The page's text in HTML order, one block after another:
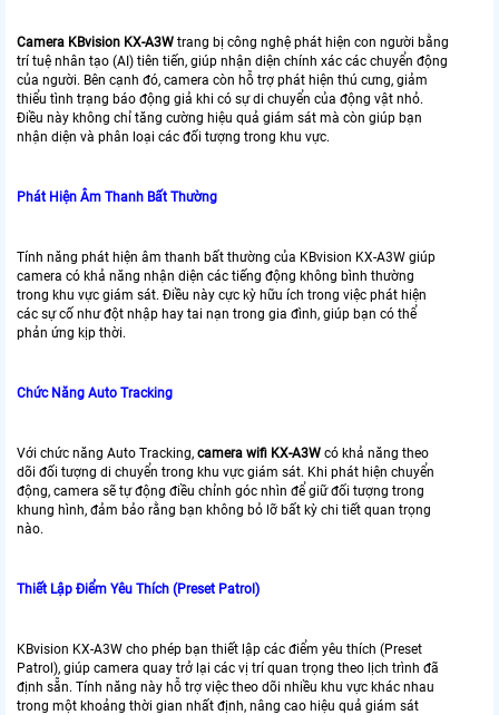
Camera KBvision KX-A3W trang bị công nghệ phát hiện con người bằng
trí tuệ nhân tạo (AI) tiên tiến, giúp nhận diện chính xác các chuyển động
của người. Bên cạnh đó, camera còn hỗ trợ phát hiện thú cưng, giảm
thiểu tình trạng báo động giả khi có sự di chuyển của động vật nhỏ.
Điều này không chỉ tăng cường hiệu quả giám sát mà còn giúp bạn
nhận diện và phân loại các đối tượng trong khu vực.
Phát Hiện Âm Thanh Bất Thường
Tính năng phát hiện âm thanh bất thường của KBvision KX-A3W giúp
camera có khả năng nhận diện các tiếng động không bình thường
trong khu vực giám sát. Điều này cực kỳ hữu ích trong việc phát hiện
các sự cố như đột nhập hay tai nạn trong gia đình, giúp bạn có thể
phản ứng kịp thời.
Chức Năng Auto Tracking
Với chức năng Auto Tracking, camera wifi KX-A3W có khả năng theo
dõi đối tượng di chuyển trong khu vực giám sát. Khi phát hiện chuyển
động, camera sẽ tự động điều chỉnh góc nhìn để giữ đối tượng trong
khung hình, đảm bảo rằng bạn không bỏ lỡ bất kỳ chi tiết quan trọng
nào.
Thiết Lập Điểm Yêu Thích (Preset Patrol)
KBvision KX-A3W cho phép bạn thiết lập các điểm yêu thích (Preset
Patrol), giúp camera quay trở lại các vị trí quan trọng theo lịch trình đã
định sẵn. Tính năng này hỗ trợ việc theo dõi nhiều khu vực khác nhau
trong một khoảng thời gian nhất định, nâng cao hiệu quả giám sát